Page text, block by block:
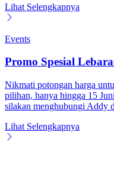
Lihat Selengkapnya
Events
Promo Spesial
Nikmati potongan harga
pilihan, hanya hingga 15
silakan menghubungi Addy
Lihat Selengkapnya